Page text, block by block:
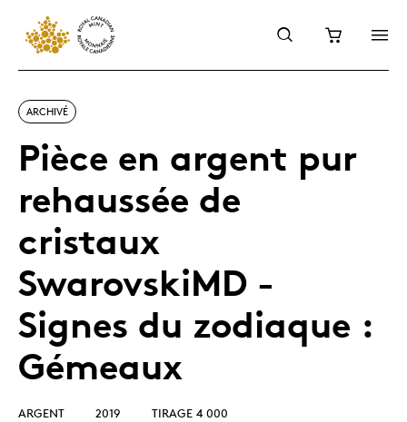
ARCHIVÉ
Pièce en argent pur
rehaussée de
cristaux
SwarovskiMD -
Signes du zodiaque :
Gémeaux
ARGENT 2019 TIRAGE 4 000